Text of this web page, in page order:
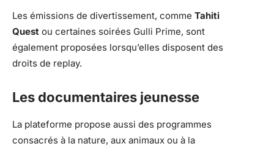
Les émissions de divertissement, comme Tahiti
Quest ou certaines soirées Gulli Prime, sont
également proposées lorsqu’elles disposent des
droits de replay.
Les documentaires jeunesse
La plateforme propose aussi des programmes
consacrés à la nature, aux animaux ou à la